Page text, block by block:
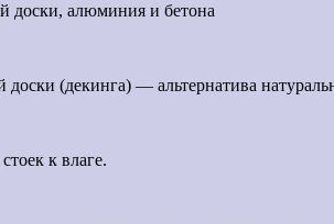
доски, алюминия и бетона
доски (декинга) — альтернатива
к влаге.